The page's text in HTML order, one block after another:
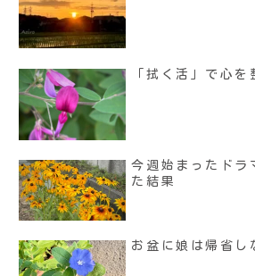
「拭く活」で心を
今週始まったドラ
た結果
お盆に娘は帰省し